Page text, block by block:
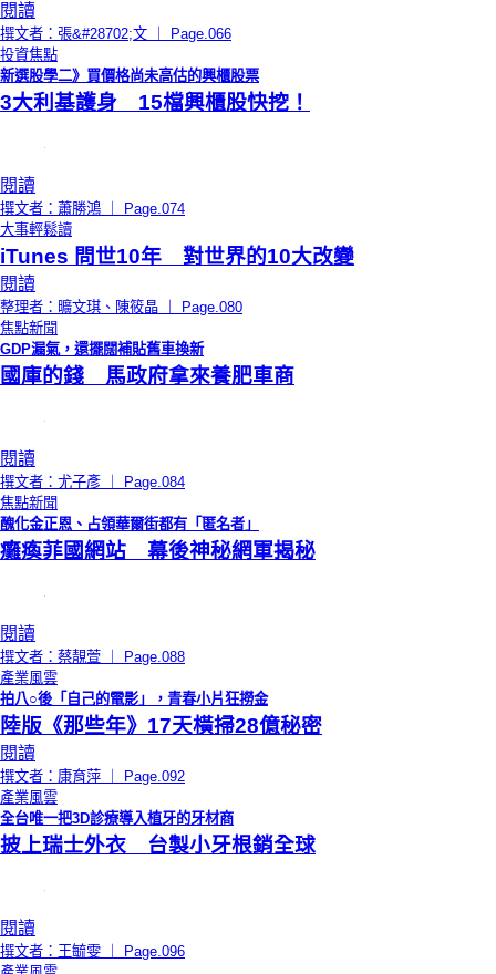
閱讀
撰文者：張&#28702;文 ｜ Page.066
投資焦點
新選股學二》買價格尚未高估的興櫃股票
3大利基護身 15檔興櫃股快挖！
閱讀
撰文者：蕭勝鴻 ｜ Page.074
大事輕鬆讀
iTunes 問世10年 對世界的10大改變
閱讀
整理者：曠文琪、陳筱晶 ｜ Page.080
焦點新聞
GDP漏氣，還擺闊補貼舊車換新
國庫的錢 馬政府拿來養肥車商
閱讀
撰文者：尤子彥 ｜ Page.084
焦點新聞
醜化金正恩、占領華爾街都有「匿名者」
癱瘓菲國網站 幕後神秘網軍揭秘
閱讀
撰文者：蔡靚萱 ｜ Page.088
產業風雲
拍八○後「自己的電影」，青春小片狂撈金
陸版《那些年》17天橫掃28億秘密
閱讀
撰文者：康育萍 ｜ Page.092
產業風雲
全台唯一把3D診療導入植牙的牙材商
披上瑞士外衣 台製小牙根銷全球
閱讀
撰文者：王毓雯 ｜ Page.096